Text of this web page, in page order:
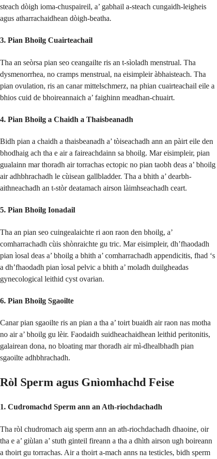
steach dòigh ioma-chuspaireil, a’ gabhail a-steach cungaidh-leigheis
agus atharrachaidhean dòigh-beatha.
3. Pian Bhoilg Cuairteachail
Tha an seòrsa pian seo ceangailte ris an t-sìoladh menstrual. Tha
dysmenorrhea, no cramps menstrual, na eisimpleir àbhaisteach. Tha
pian ovulation, ris an canar mittelschmerz, na phian cuairteachail eile a
bhios cuid de bhoireannaich a’ faighinn meadhan-chuairt.
4. Pian Bhoilg a Chaidh a Thaisbeanadh
Bidh pian a chaidh a thaisbeanadh a’ tòiseachadh ann an pàirt eile den
bhodhaig ach tha e air a faireachdainn sa bhoilg. Mar eisimpleir, pian
gualainn mar thoradh air torrachas ectopic no pian taobh deas a’ bhoilg
air adhbhrachadh le cùisean gallbladder. Tha a bhith a’ dearbh-
aithneachadh an t-stòr deatamach airson làimhseachadh ceart.
5. Pian Bhoilg Ionadail
Tha an pian seo cuingealaichte ri aon raon den bhoilg, a’
comharrachadh cùis shònraichte gu tric. Mar eisimpleir, dh’fhaodadh
pian ìosal deas a’ bhoilg a bhith a’ comharrachadh appendicitis, fhad ‘s
a dh’fhaodadh pian ìosal pelvic a bhith a’ moladh duilgheadas
gynecological leithid cyst ovarian.
6. Pian Bhoilg Sgaoilte
Canar pian sgaoilte ris an pian a tha a’ toirt buaidh air raon nas motha
no air a’ bhoilg gu lèir. Faodaidh suidheachaidhean leithid peritonitis,
galairean dona, no bloating mar thoradh air mì-dhealbhadh pian
sgaoilte adhbhrachadh.
Ròl Sperm agus Gnìomhachd Feise
1. Cudromachd Sperm ann an Ath-riochdachadh
Tha ròl chudromach aig sperm ann an ath-riochdachadh dhaoine, oir
tha e a’ giùlan a’ stuth ginteil fireann a tha a dhìth airson ugh boireann
a thoirt gu torrachas. Air a thoirt a-mach anns na testicles, bidh sperm